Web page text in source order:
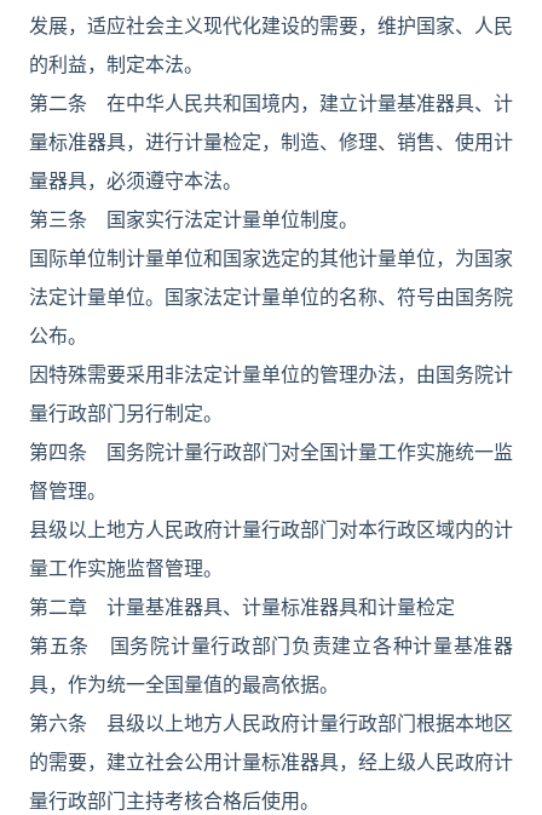
发展，适应社会主义现代化建设的需要，维护国家、人民
的利益，制定本法。
第二条 在中华人民共和国境内，建立计量基准器具、计
量标准器具，进行计量检定，制造、修理、销售、使用计
量器具，必须遵守本法。
第三条 国家实行法定计量单位制度。
国际单位制计量单位和国家选定的其他计量单位，为国家
法定计量单位。国家法定计量单位的名称、符号由国务院
公布。
因特殊需要采用非法定计量单位的管理办法，由国务院计
量行政部门另行制定。
第四条 国务院计量行政部门对全国计量工作实施统一监
督管理。
县级以上地方人民政府计量行政部门对本行政区域内的计
量工作实施监督管理。
第二章 计量基准器具、计量标准器具和计量检定
第五条 国务院计量行政部门负责建立各种计量基准器
具，作为统一全国量值的最高依据。
第六条 县级以上地方人民政府计量行政部门根据本地区
的需要，建立社会公用计量标准器具，经上级人民政府计
量行政部门主持考核合格后使用。